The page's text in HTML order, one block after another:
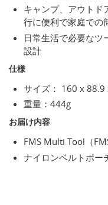
キャンプ、アウトド
行に便利で家庭での
日常生活で必要なツ
設計
仕様
サイズ： 160 x
重量：444g
お届け内容
FMS Multi Tool（
ナイロンベルトポー